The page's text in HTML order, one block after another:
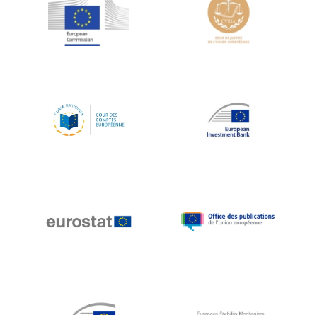
Jean-Louis Schiltz
Jean-Victor Louis
Johnny Åkerholm
Katharien L.C. Hunt
Klaus-Heiner Lehne